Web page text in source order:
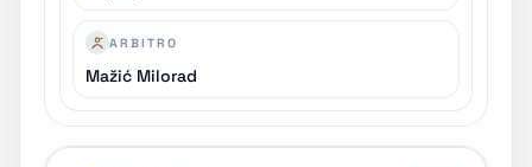
ARBITRO
Mažić Milorad